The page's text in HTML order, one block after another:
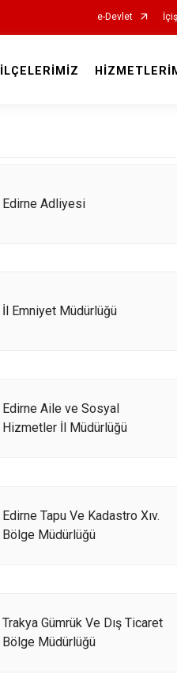
e-Devlet
İLÇELERİMİZ
Edirne Adliyesi
İl Emniyet Müdürlüğü
Edirne Aile ve Sosyal
Hizmetler İl Müdürlüğü
Edirne Tapu Ve Kadastro Xıv.
Bölge Müdürlüğü
Trakya Gümrük Ve Dış Ticaret
Bölge Müdürlüğü